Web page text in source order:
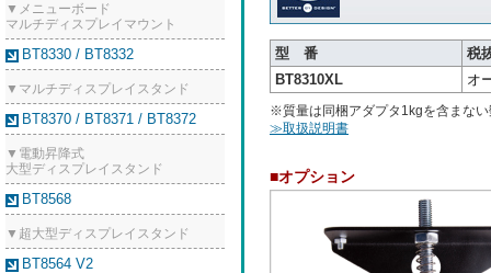
▼メニューボード
マルチディスプレイマウント
BT8330 / BT8332
▼マルチディスプレイスタンド
BT8370 / BT8371 / BT8372
▼電動昇降式
大型ディスプレイスタンド
BT8568
▼超大型ディスプレイスタンド
BT8564 V2
型 番
税
BT8310XL
オ
※質量は同梱アダプタ1kgを含まない
≫取扱説明書
■オプション